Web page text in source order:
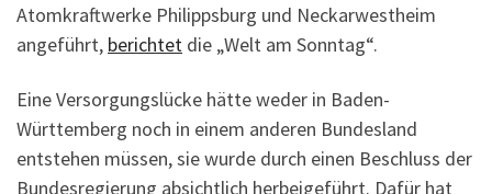
Atomkraftwerke Philippsburg und Neckarwestheim
angeführt, berichtet die „Welt am Sonntag“.
Eine Versorgungslücke hätte weder in Baden-
Württemberg noch in einem anderen Bundesland
entstehen müssen, sie wurde durch einen Beschluss der
Bundesregierung absichtlich herbeigeführt. Dafür hat